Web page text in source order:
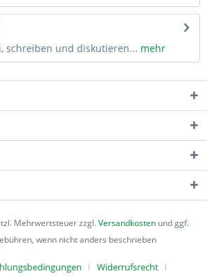
schreiben und diskutieren... mehr
Mehrwertsteuer zzgl.Versandkosten und ggf.
wenn nicht anders beschrieben
Widerrufsrecht